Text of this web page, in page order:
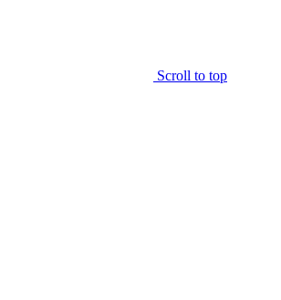
Scroll to top